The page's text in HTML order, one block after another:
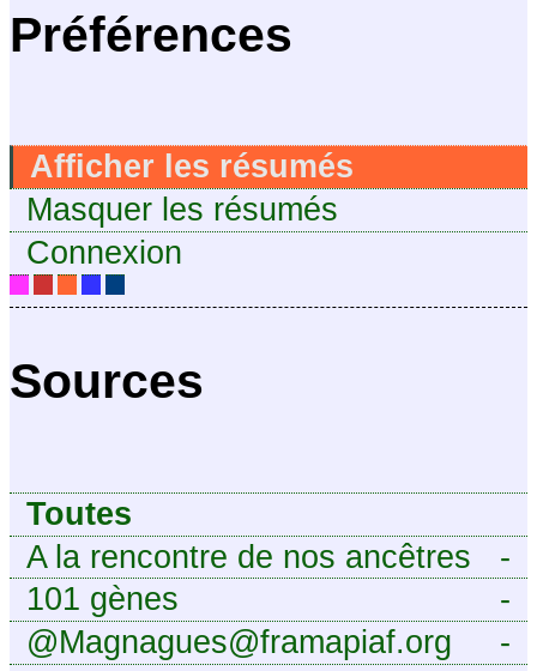
Préférences
Afficher les résumés
Masquer les résumés
Connexion
Sources
Toutes
-
A la rencontre de nos ancêtres
-
101 gènes
-
@Magnagues@framapiaf.org